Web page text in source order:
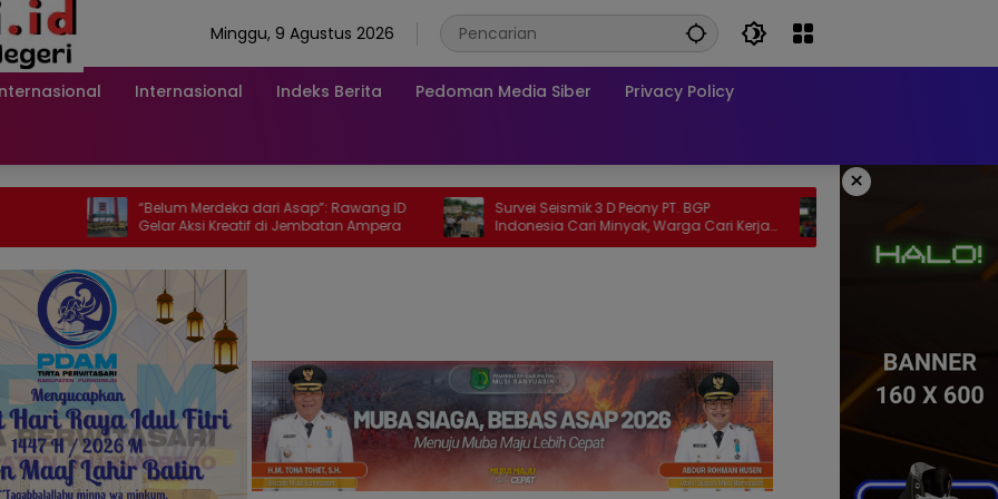
Minggu, 9 Agustus 2026
Internasional Indeks Berita Pedoman Media Siber Privacy Policy
×
“Belum Merdeka dari Asap”: Rawang ID
Gelar Aksi Kreatif di Jembatan Ampera
Survei Seismik 3 D Peony PT. BGP
Indonesia Cari Minyak, Warga Cari Kerja
Tidak Dapat
Polantas Brebes Buka Layanan SIM
Keliling di Alun Alun, Polisi : Gelar Nobar
Kalau Ada Pertandingan AFF